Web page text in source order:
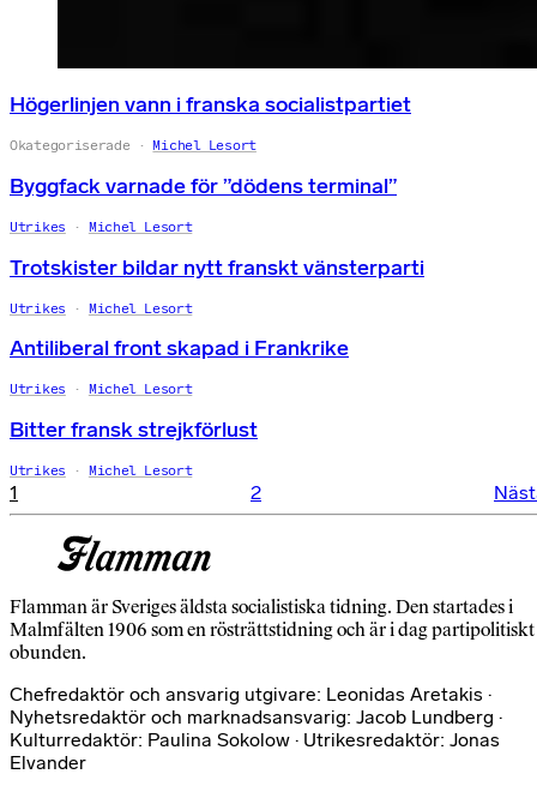
Högerlinjen vann i franska socialistpartiet
Okategoriserade Michel Lesort
Byggfack varnade för ”dödens terminal”
Utrikes Michel Lesort
Trotskister bildar nytt franskt vänsterparti
Utrikes Michel Lesort
Antiliberal front skapad i Frankrike
Utrikes Michel Lesort
Bitter fransk strejkförlust
Utrikes Michel Lesort
Sidnumrering
inlägg
1 2
Flamman är Sveriges äldsta socialistiska tidning. Den startades i
Malmfälten 1906 som en rösträttstidning och är i dag partipolitiskt
obunden.
Chefredaktör och ansvarig utgivare: Leonidas Aretakis ·
Nyhetsredaktör och marknadsansvarig: Jacob Lundberg ·
Kulturredaktör: Paulina Sokolow · Utrikesredaktör: Jonas
Elvander